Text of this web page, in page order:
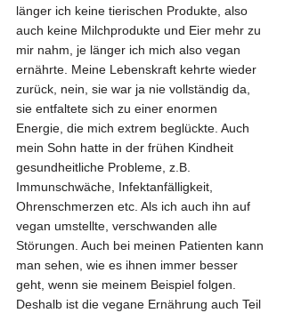
länger ich keine tierischen Produkte, also
auch keine Milchprodukte und Eier mehr zu
mir nahm, je länger ich mich also vegan
ernährte. Meine Lebenskraft kehrte wieder
zurück, nein, sie war ja nie vollständig da,
sie entfaltete sich zu einer enormen
Energie, die mich extrem beglückte. Auch
mein Sohn hatte in der frühen Kindheit
gesundheitliche Probleme, z.B.
Immunschwäche, Infektanfälligkeit,
Ohrenschmerzen etc. Als ich auch ihn auf
vegan umstellte, verschwanden alle
Störungen. Auch bei meinen Patienten kann
man sehen, wie es ihnen immer besser
geht, wenn sie meinem Beispiel folgen.
Deshalb ist die vegane Ernährung auch Teil